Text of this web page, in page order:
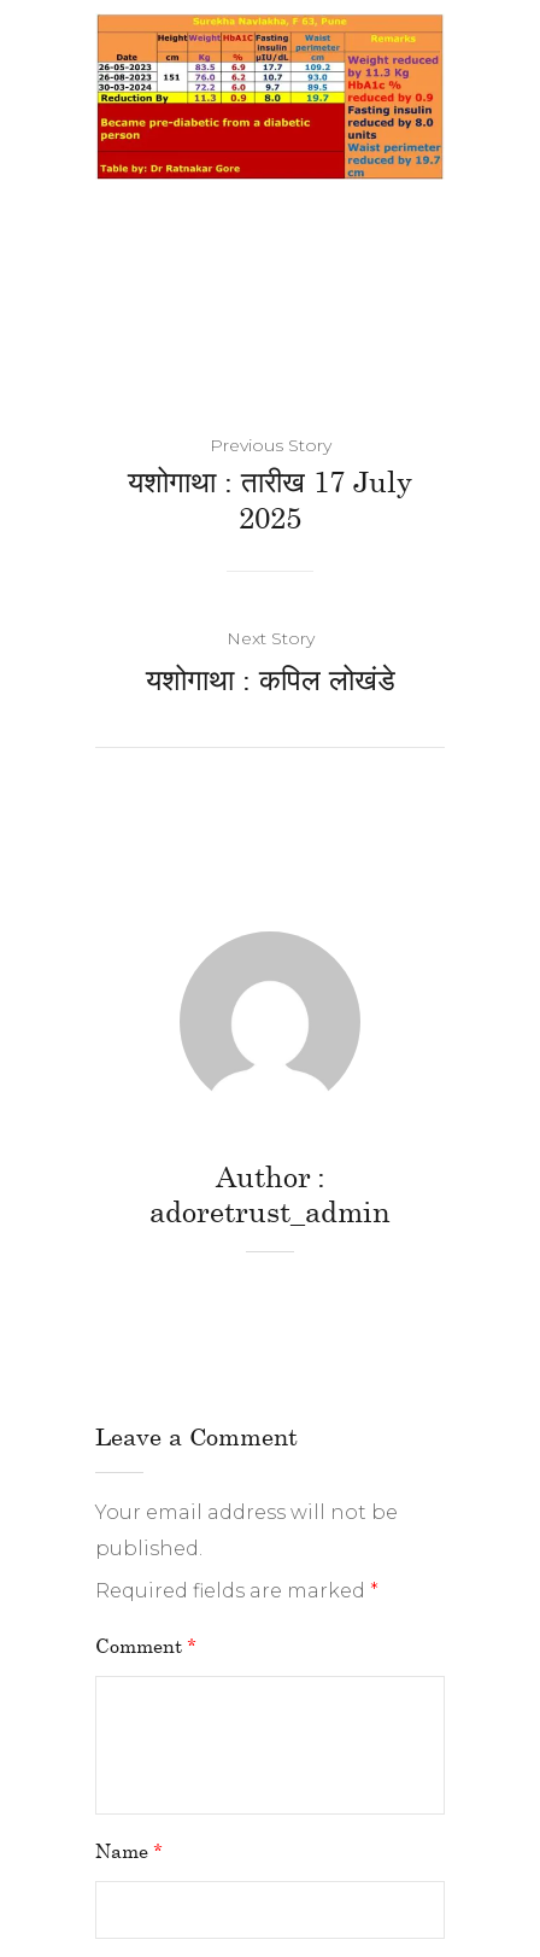
Previous Story
यशोगाथा : तारीख 17 July
2025
Next Story
यशोगाथा : कपिल लोखंडे
Author
adoretrust_admin
Leave a Comment
Your email address will not be
published.
Required fields are marked *
Comment *
Name *